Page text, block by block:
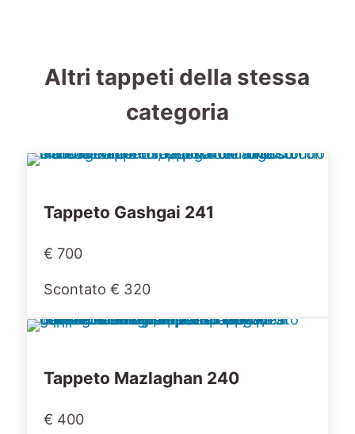
Altri tappeti della stessa
categoria
Tappeto Gashgai 241
€ 700
Scontato € 320
Tappeto Mazlaghan 240
€ 400